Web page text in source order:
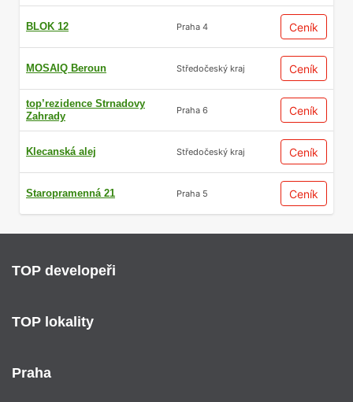
BLOK 12 Praha 4 Ceník
MOSAIQ Beroun Středočeský kraj Ceník
top’rezidence Strnadovy
Zahrady
Praha 6 Ceník
Klecanská alej Středočeský kraj Ceník
Staropramenná 21 Praha 5 Ceník
TOP developeři
TOP lokality
Praha